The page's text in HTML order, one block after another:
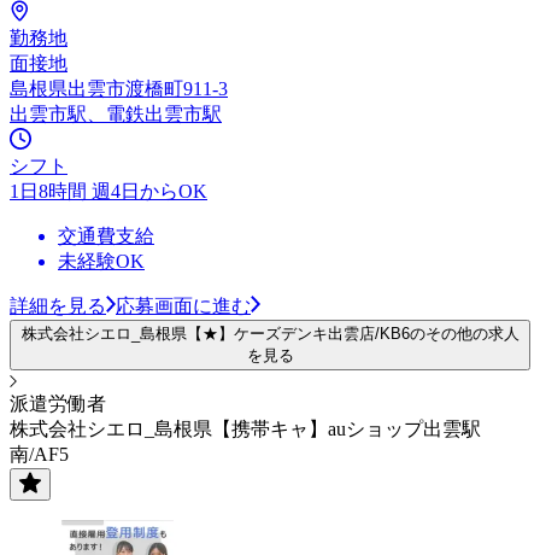
勤務地
面接地
島根県出雲市渡橋町911-3
出雲市駅、電鉄出雲市駅
シフト
1日8時間 週4日からOK
交通費支給
未経験OK
詳細を見る 応募画面に進む
株式会社シエロ_島根県【★】ケーズデンキ出雲店/KB6のその他の求人
を見る
派遣労働者
株式会社シエロ_島根県【携帯キャ】auショップ出雲駅
南/AF5